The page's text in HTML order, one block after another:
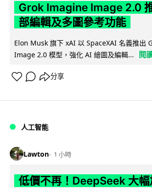
Grok Imagine Image 2.0
部編輯及多圖參考功能
Elon Musk 旗下 xAI 以 SpaceXAI 名義推出
Image 2.0 模型，強化 AI 繪圖及編輯...
閱
分享
人工智能
Lawton 1 小時
低價不再！DeepSeek 大幅